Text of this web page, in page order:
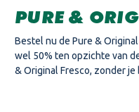
PURE &
Bestel nu de Pure &
wel 50% ten opzichte van
& Original Fresco, zonder